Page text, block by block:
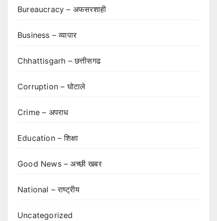
Bureaucracy – अफसरशाही
Business – व्यापार
Chhattisgarh – छत्तीसगढ
Corruption – घोटाले
Crime – अपराध
Education – शिक्षा
Good News – अच्छी खबर
National – राष्ट्रीय
Uncategorized